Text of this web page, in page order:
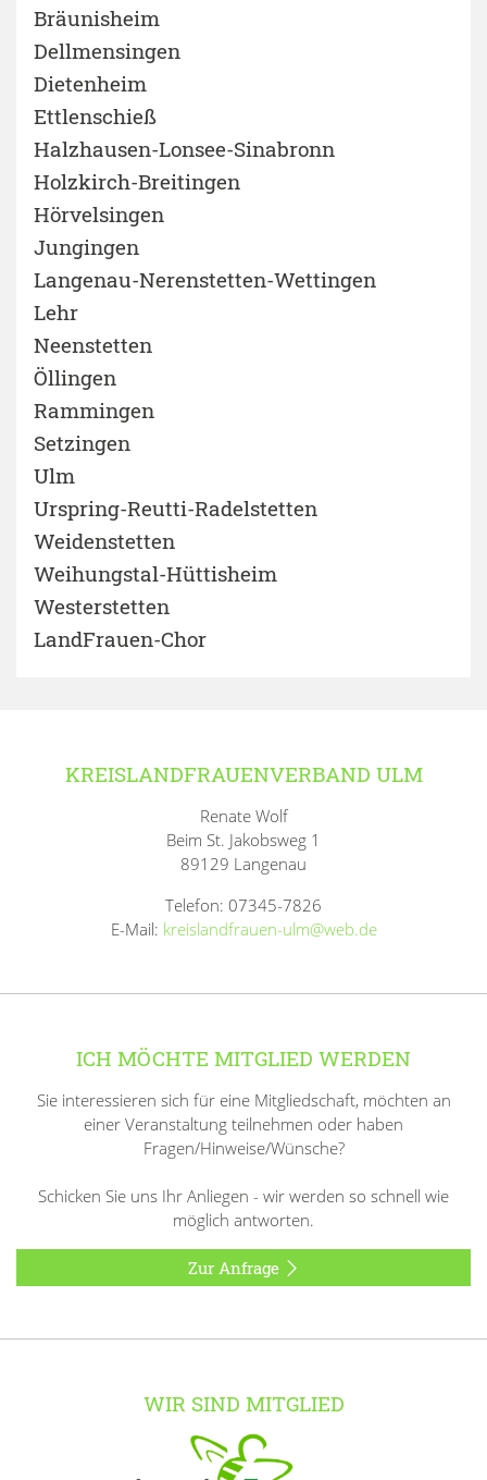
Bräunisheim
Dellmensingen
Dietenheim
Ettlenschieß
Halzhausen-Lonsee-Sinabronn
Holzkirch-Breitingen
Hörvelsingen
Jungingen
Langenau-Nerenstetten-Wettingen
Lehr
Neenstetten
Öllingen
Rammingen
Setzingen
Ulm
Urspring-Reutti-Radelstetten
Weidenstetten
Weihungstal-Hüttisheim
Westerstetten
LandFrauen-Chor
KREISLANDFRAUENVERBAND ULM
Renate Wolf
Beim St. Jakobsweg 1
89129 Langenau
Telefon: 07345-7826
E-Mail: kreislandfrauen-ulm@web.de
ICH MÖCHTE MITGLIED WERDEN
Sie interessieren sich für eine Mitgliedschaft, möchten an
einer Veranstaltung teilnehmen oder haben
Fragen/Hinweise/Wünsche?
Schicken Sie uns Ihr Anliegen - wir werden so schnell wie
möglich antworten.
Zur Anfrage
WIR SIND MITGLIED